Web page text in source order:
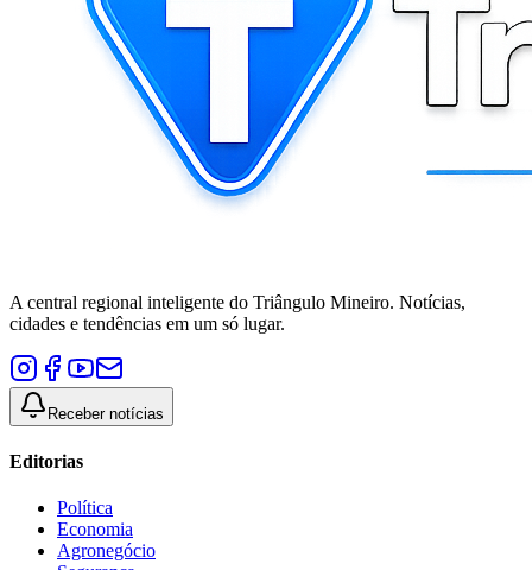
A central regional inteligente do Triângulo Mineiro. Notícias,
cidades e tendências em um só lugar.
Receber notícias
Editorias
Política
Economia
Agronegócio